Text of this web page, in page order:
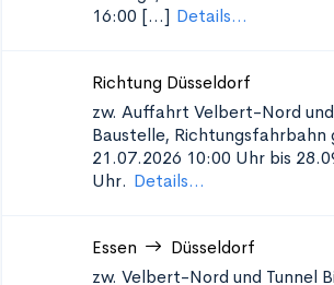
16:00 [...] Details...
Richtung Düsseldorf
zw. Auffahrt Velbert-Nord
Baustelle, Richtungsfahrbahn
21.07.2026 10:00 Uhr bis
Uhr. Details...
Essen Düsseldorf
zw. Velbert-Nord und Tunnel